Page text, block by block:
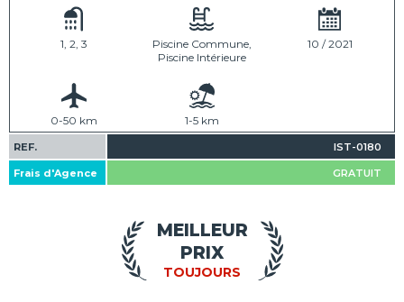
1, 2, 3
Piscine Commune,
Piscine Intérieure
10 / 2021
0-50 km 1-5 km
REF. IST-0180
Frais d'Agence GRATUIT
TOUJOURS
MEILLEUR
PRIX